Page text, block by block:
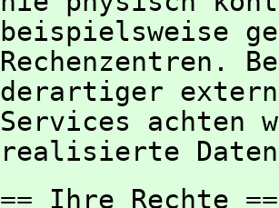
beispielsweise
Rechenzentren.
derartiger
Services achten
realisierte
== Ihre Rechte ==